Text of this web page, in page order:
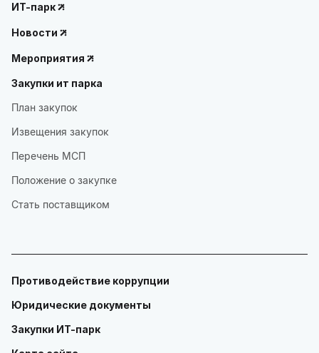
ИТ-парк
Новости
Мероприятия
Закупки ит парка
План закупок
Извещения закупок
Перечень МСП
Положение о закупке
Стать поставщиком
Противодействие коррупции
Юридические документы
Закупки ИТ-парк